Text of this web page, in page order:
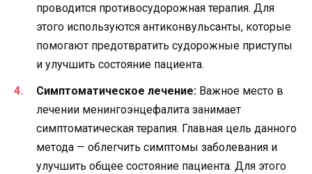
проводится противосудорожная терапия. Для
этого используются антиконвульсанты, которые
помогают предотвратить судорожные приступы
и улучшить состояние пациента.
Симптоматическое лечение: Важное место в
лечении менингоэнцефалита занимает
симптоматическая терапия. Главная цель данного
метода — облегчить симптомы заболевания и
улучшить общее состояние пациента. Для этого